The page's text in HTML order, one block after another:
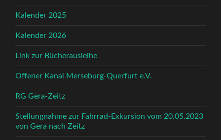
Kalender 2025
Kalender 2026
Link zur Bücherausleihe
Offener Kanal Merseburg-Querfurt e.V.
RG Gera-Zeitz
Stellungnahme zur Fahrrad-Exkursion vom 20.05.2023
von Gera nach Zeitz